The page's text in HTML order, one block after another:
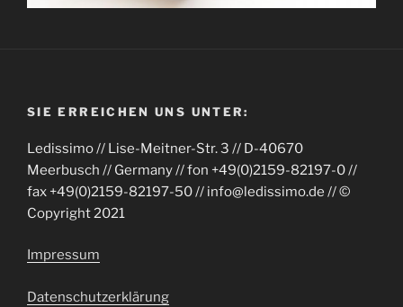
SIE ERREICHEN UNS UNTER:
Ledissimo // Lise-Meitner-Str. 3 // D-40670
Meerbusch // Germany // fon +49(0)2159-82197-0 //
fax +49(0)2159-82197-50 // info@ledissimo.de // ©
Copyright 2021
Impressum
Datenschutzerklärung